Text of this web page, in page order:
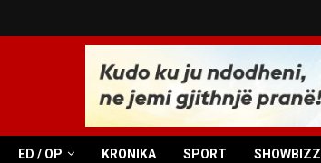
ED / OP KRONIKA SPORT SHOWBIZZ